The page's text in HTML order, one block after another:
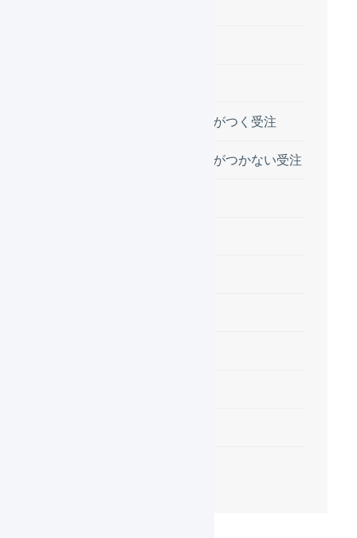
プレゼントがつく受注
プレゼントがつかない受注